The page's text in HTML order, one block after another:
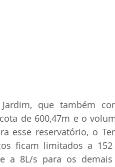
que também
de 600,47m e o
esse reservatório, o
ficam limitados a
a 8L/s para os